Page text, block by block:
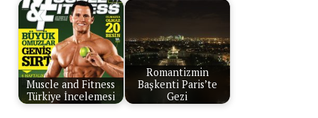
Muscle and Fitness
Türkiye İncelemesi
Romantizmin
Başkenti Paris’te
Gezi